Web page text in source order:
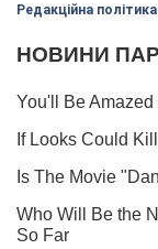
Редакційна політика